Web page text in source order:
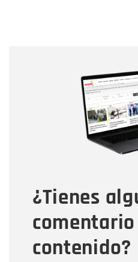
¿Tienes
contenido?
Correo electrónico
Tipo de comentario
Mensaje